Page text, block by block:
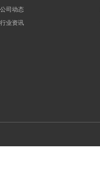
公司动态
行业资讯